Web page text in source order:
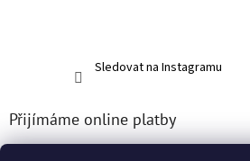
Sledovat na Instagramu
Přijímáme online platby